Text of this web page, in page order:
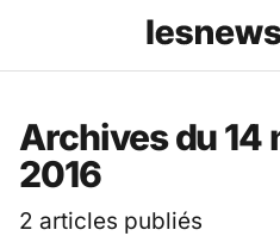
Les
Archives du 14
2016
2 articles publiés